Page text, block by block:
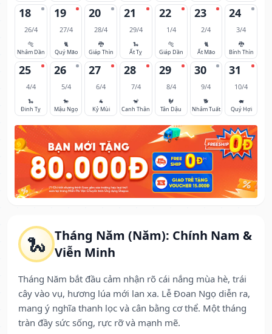
🐍 Tháng Năm (Năm): Chính Nam &
Viễn Minh
Tháng Năm bắt đầu cảm nhận rõ cái nắng mùa hè, trái
cây vào vụ, hương lúa mới lan xa. Lễ Đoan Ngọ diễn ra,
mang ý nghĩa thanh lọc và cân bằng cơ thể. Một tháng
tràn đầy sức sống, rực rỡ và mạnh mẽ.
18
26/4
🐅
Nhâm Dần
19
27/4
🐈
Quý Mão
20
28/4
🐉
Giáp Thìn
21
29/4
🐍
Ất Tỵ
22
1/4
🐅
Giáp Dần
23
2/4
🐈
Ất Mão
24
3/4
🐉
Bính Thìn
25
4/4
🐍
Đinh Tỵ
26
5/4
🐎
Mậu Ngọ
27
6/4
🐐
Kỷ Mùi
28
7/4
🐒
Canh Thân
29
8/4
🐓
Tân Dậu
30
9/4
🐕
Nhâm Tuất
31
10/4
🐖
Quý Hợi